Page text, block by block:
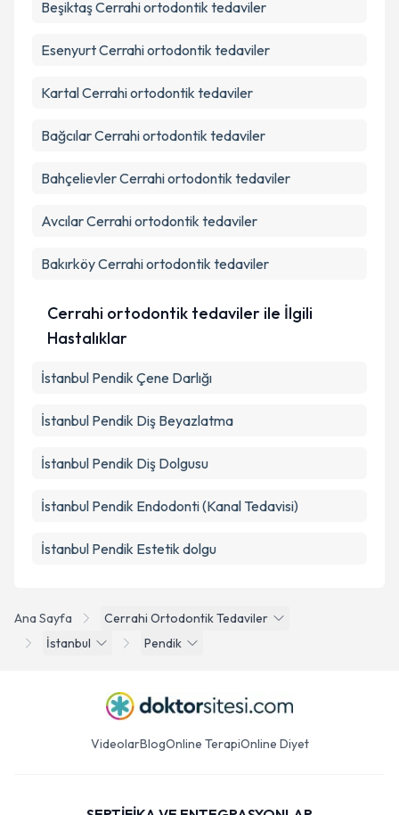
Ana Sayfa
Cerrahi Ortodontik Tedaviler
İstanbul
Pendik
BeşiktaşCerrahi ortodontik tedaviler
EsenyurtCerrahi ortodontik tedaviler
KartalCerrahi ortodontik tedaviler
BağcılarCerrahi ortodontik tedaviler
BahçelievlerCerrahi ortodontik tedaviler
AvcılarCerrahi ortodontik tedaviler
BakırköyCerrahi ortodontik tedaviler
Cerrahi ortodontik tedaviler ile İlgili
Hastalıklar
İstanbul Pendik Çene Darlığı
İstanbul Pendik Diş Beyazlatma
İstanbul Pendik Diş Dolgusu
İstanbul Pendik Endodonti (Kanal Tedavisi)
İstanbul Pendik Estetik dolgu
VideolarBlogOnline TerapiOnline Diyet